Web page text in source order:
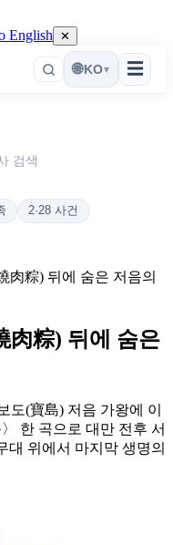
English ✕
☰
🌐KO▾
검색
2·28 사건
肉粽) 뒤에 숨은 저음의
肉粽) 뒤에 숨은
도(寶島) 저음 가왕에 이
한 곡으로 대만 전후 서
대 위에서 마지막 생명의